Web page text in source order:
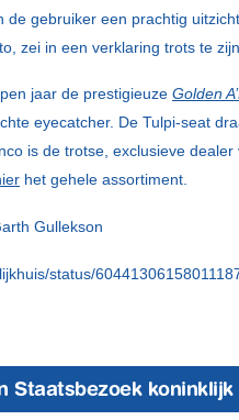
gebruiker een prachtig
zei in een verklaring trots te
jaar de prestigieuze Golden
eyecatcher. De Tulpi-seat
is de trotse, exclusieve
het gehele assortiment.
Gullekson
status/
Staatsbezoek koninklijk